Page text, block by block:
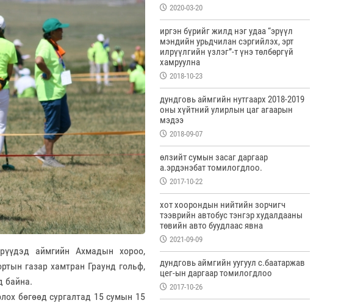
аймгийн Ахмадын хороо,
газар хамтран Граунд гольф,
байна.
бөгөөд сургалтад 15 сумын 15
2020-03-20
иргэн бүрийг жилд нэг удаа “эрүүл
мэндийн урьдчилан сэргийлэх, эрт
илрүүлгийн үзлэг”-т үнэ төлбөргүй
хамруулна
2018-10-23
дундговь аймгийн нутгаарх 2018-2019
оны хүйтний улирлын цаг агаарын
мэдээ
2018-09-07
өлзийт сумын засаг даргаар
а.эрдэнэбат томилогдлоо.
2017-10-22
хот хоорондын нийтийн зорчигч
тээврийн автобус тэнгэр худалдааны
төвийн авто буудлаас явна
2021-09-09
дундговь аймгийн уугуул с.баатаржав
цег-ын даргаар томилогдлоо
2017-10-26